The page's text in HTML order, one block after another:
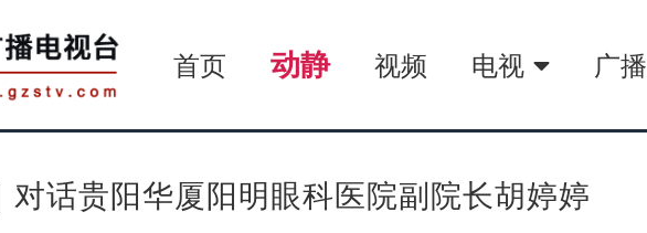
首页 动静 视频 电视 广播
对话贵阳华厦阳明眼科医院副院长胡婷婷